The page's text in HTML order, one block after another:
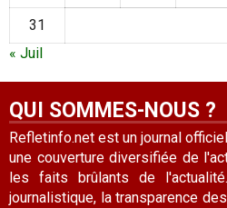
31
« Juil
QUI SOMMES-NOUS ?
Refletinfo.net est un journal
une couverture diversifiée de
les faits brûlants de
journalistique, la transparence